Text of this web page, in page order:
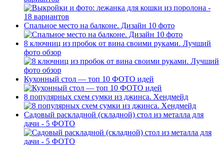
Спальное место на балконе. Дизайн 10 фото
8 ключниц из пробок от вина своими руками. Лучший
фото обзор
Кухонный стол — топ 10 ФОТО идей
8 популярных схем сумки из джинса. Хендмейд
Садовый раскладной (складной) стол из металла для
дачи - 5 ФОТО